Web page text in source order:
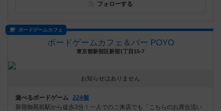
フォローする
ボードゲームカフェ
ボードゲームカフェ＆バー POYO
東京都新宿区新宿1丁目15-7
お知らせはありません
遊べるボードゲーム 224個
新宿御苑前駅から徒歩3分！一人でのご来店でも「こちらのお席合流い